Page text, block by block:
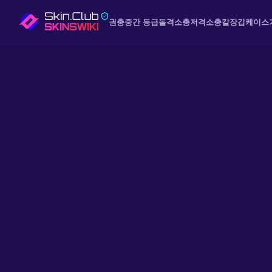
권총중간 등급돌격소총저격소총칼장갑케이스